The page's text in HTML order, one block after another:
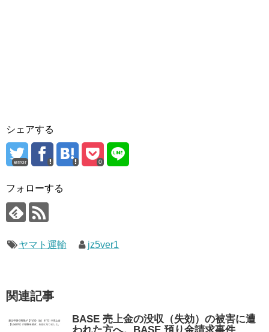
シェアする
error 0
フォローする
ヤマト運輸 jz5ver1
関連記事
BASE 売上金の没収（失効）の被害に遭